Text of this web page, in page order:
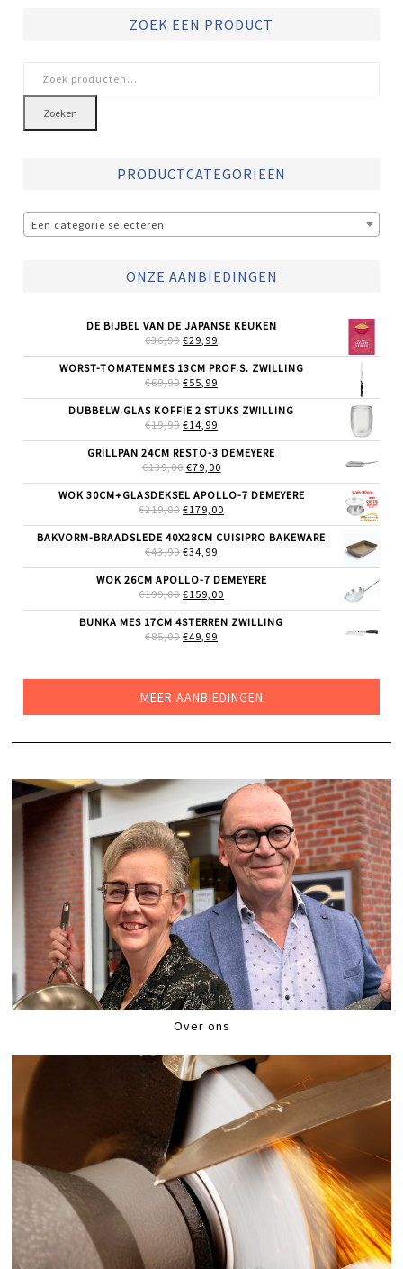
ZOEK EEN PRODUCT
naar:
Zoeken
PRODUCTCATEGORIEËN
Een categorie selecteren
ONZE AANBIEDINGEN
DE BIJBEL VAN DE JAPANSE KEUKEN
€36,99 OORSPRONKELIJKE
WAS:
€36,99.
€29,99
IS:
WORST-TOMATENMES 13CM PROF.S. ZWILLING
€69,99 OORSPRONKELIJKE
WAS:
€69,99.
€55,99
IS:
DUBBELW.GLAS KOFFIE 2 STUKS ZWILLING
€19,99 OORSPRONKELIJKE
WAS:
€19,99.
€14,99
IS:
€14,99.
GRILLPAN 24CM RESTO-3 DEMEYERE
€139,00 OORSPRONKELIJKE
WAS:
€139,00.
€79,00HUIDIGE
IS:
€79,00.
WOK 30CM+GLASDEKSEL APOLLO-7 DEMEYERE
€219,00 OORSPRONKELIJKE
WAS:
€219,00.
€179,00
IS:
BAKVORM-BRAADSLEDE 40X28CM CUISIPRO BAKEWARE
€43,99 OORSPRONKELIJKE
WAS:
€43,99.
€34,99
IS:
€34,99.
WOK 26CM APOLLO-7 DEMEYERE
€199,00 OORSPRONKELIJKE
WAS:
€199,00.
€159,00
IS:
BUNKA MES 17CM 4STERREN ZWILLING
€85,00 OORSPRONKELIJKE
€49,99
MEER AANBIEDINGEN
Over ons